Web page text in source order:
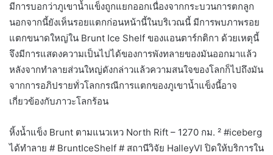
มีการบอกว่าภูเขาน้ำแข็งถูกแยกออกเนื่องจากกระบวนการตกลูก
นอกจากนี้ยังเห็นรอยแตกก่อนหน้านี้ในบริเวณนี้ มีการพบภาพรอย
แตกขนาดใหญ่ใน Brunt Ice Shelf ของแอนตาร์กติกา ด้วยเหตุนี้
จึงมีการแสดงความเป็นไปได้ของการพังทลายของมันออกมาแล้ว
หลังจากทำลายส่วนใหญ่ดังกล่าวแล้วความสนใจของโลกก็ไปถึงมัน
จากการอภิปรายทั่วโลกกรณีการแตกของภูเขาน้ำแข็งนี้อาจ
เกี่ยวข้องกับภาวะโลกร้อน
หิ้งน้ำแข็ง Brunt ตามแนวเหว North Rift – 1270 กม. ² #iceberg
ได้ทำลาย # BruntIceShelf # สถานีวิจัย HalleyVI ปิดให้บริการใน